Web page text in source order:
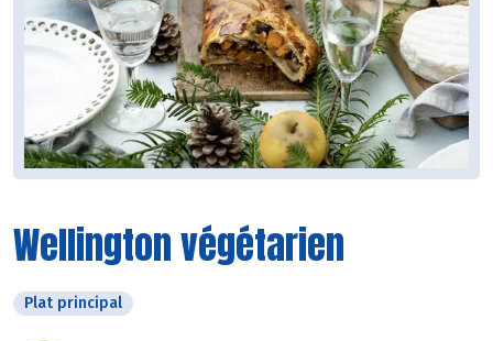
Wellington végétarien
Plat principal